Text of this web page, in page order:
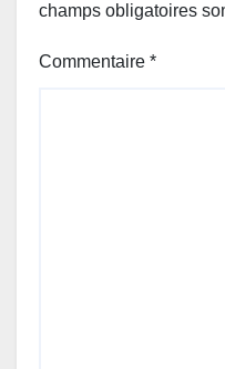
champs obligatoires
Commentaire *